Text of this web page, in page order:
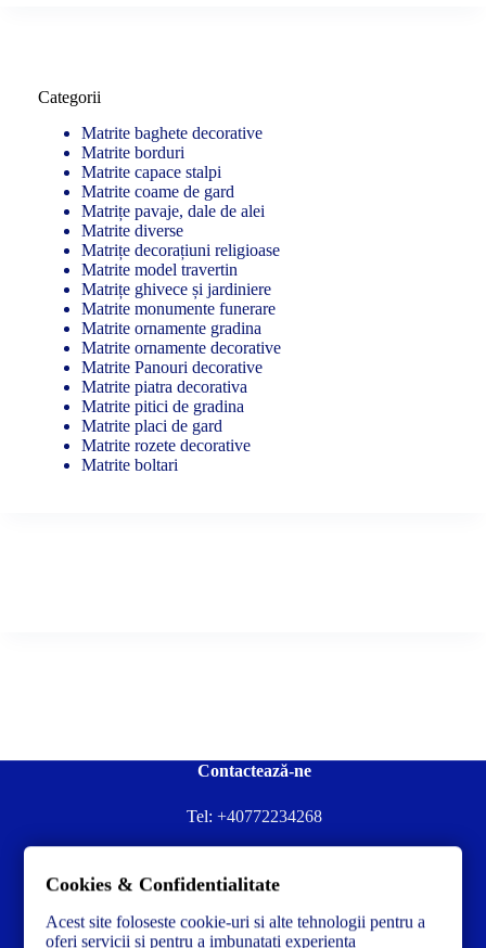
Categorii
Matrite baghete decorative
Matrite borduri
Matrite capace stalpi
Matrite coame de gard
Matrițe pavaje, dale de alei
Matrite diverse
Matrițe decorațiuni religioase
Matrite model travertin
Matrițe ghivece și jardiniere
Matrite monumente funerare
Matrite ornamente gradina
Matrite ornamente decorative
Matrite Panouri decorative
Matrite piatra decorativa
Matrite pitici de gradina
Matrite placi de gard
Matrite rozete decorative
Matrite boltari
Contactează-ne
Tel: +40772234268
Contacteză-ne la:✉️contact@concrete-forma.com
Str. Dacia Nr 12 Ineu, Arad 315300 Romania
Cookies & Confidentialitate
Acest site foloseste cookie-uri si alte tehnologii pentru a
oferi servicii si pentru a imbunatati experienta